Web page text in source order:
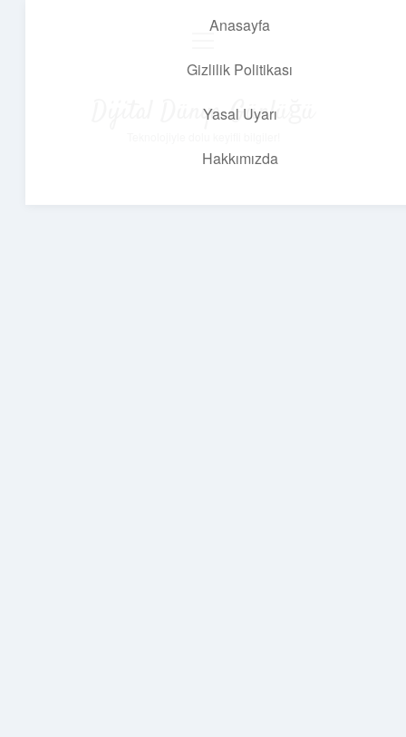
Anasayfa
Gizlilik Politikası
Yasal Uyarı
Hakkımızda
Dijital Dünya Günlüğü